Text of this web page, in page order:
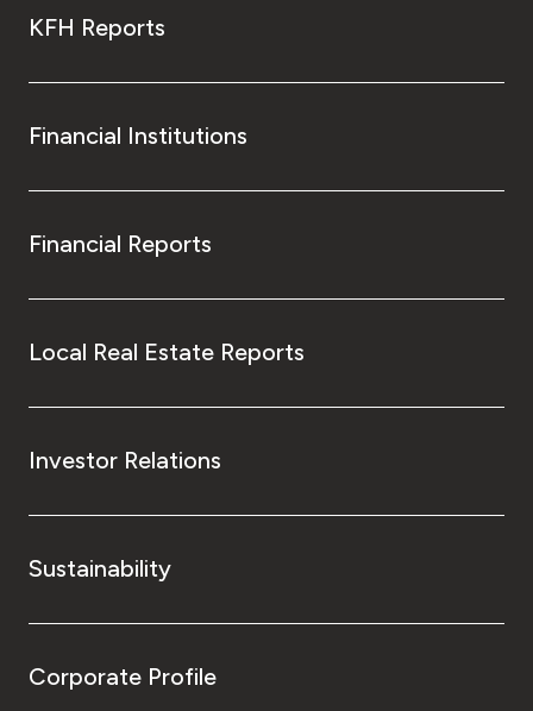
KFH Reports
Financial Institutions
Financial Reports
Local Real Estate Reports
Investor Relations
Sustainability
Corporate Profile